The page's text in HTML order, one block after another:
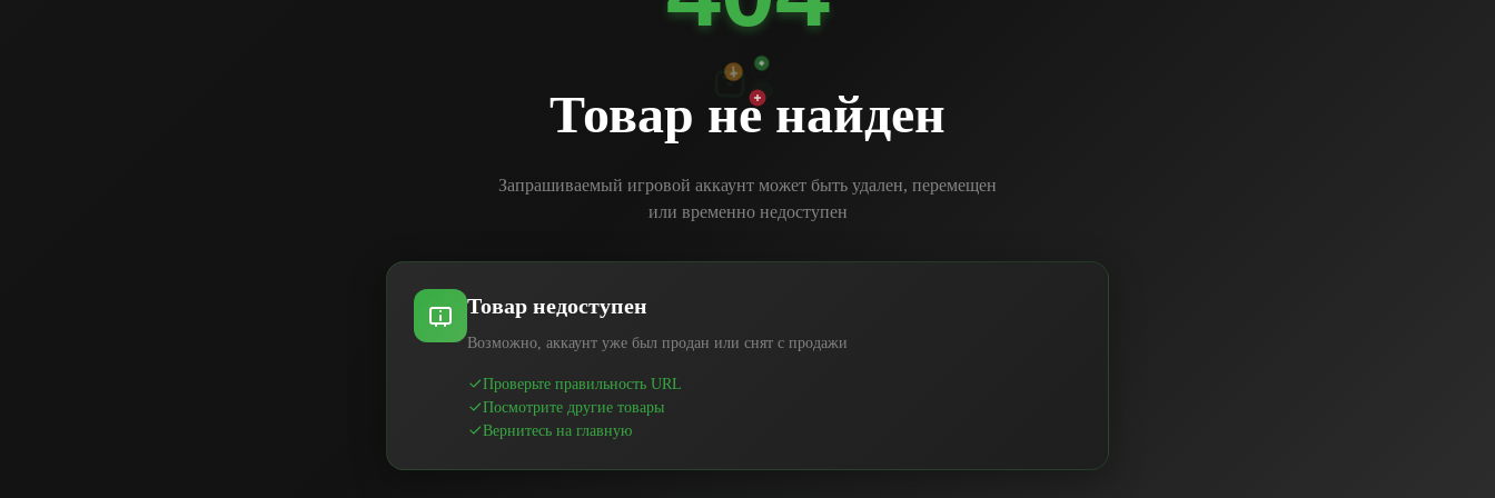
Товар не найден
Запрашиваемый игровой аккаунт может быть удален, перемещен
или временно недоступен
Товар недоступен
Возможно, аккаунт уже был продан или снят с продажи
Проверьте правильность URL
Посмотрите другие товары
Вернитесь на главную